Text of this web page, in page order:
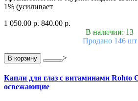
1% (усиливает
1 050.00 р. 840.00 р.
В наличии: 13
Продано 146 шт
В корзину >
Капли для глаз с витаминами Rohto
освежающие